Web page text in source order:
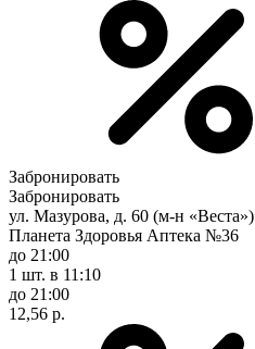
Забронировать
Забронировать
ул. Мазурова, д. 60 (м-н «Веста»)
Планета Здоровья Аптека №36
до 21:00
1 шт. в 11:10
до 21:00
12,56 р.